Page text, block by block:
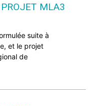
PROJET MLA3
suite à
et le projet
de